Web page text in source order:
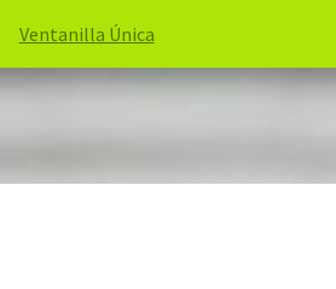
Ventanilla Única